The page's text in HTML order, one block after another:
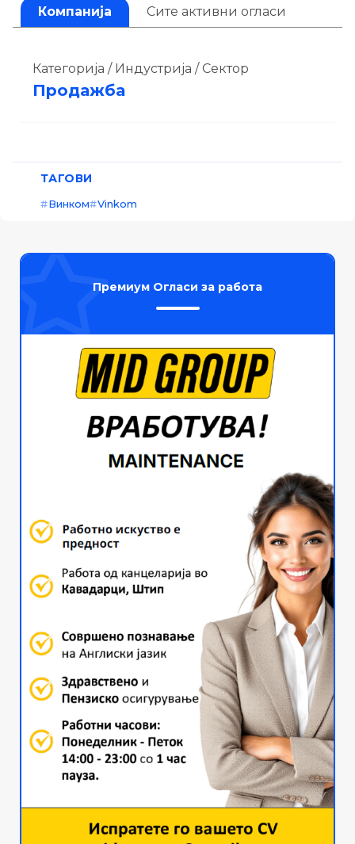
Компанија Сите активни огласи
Категорија / Индустрија / Сектор
Продажба
ТАГОВИ
Винком Vinkom
Премиум Огласи за работа